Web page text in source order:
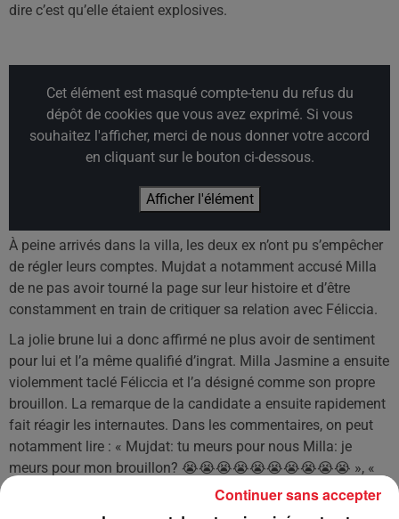
dire c’est qu’elle étaient explosives.
Cet élément est masqué compte-tenu du refus du
dépôt de cookies que vous avez exprimé. Si vous
souhaitez l'afficher, merci de nous donner votre accord
en cliquant sur le bouton ci-dessous.
Afficher l'élément
À peine arrivés dans la villa, les deux ex n’ont pu s’empêcher
de régler leurs comptes. Mujdat a notamment accusé Milla
de ne pas avoir tourné la page sur leur histoire et d’être
constamment en train de critiquer sa relation avec Féliccia.
La jolie brune lui a donc affirmé ne plus avoir de sentiment
pour lui et l’a même qualifié d’ingrat. Milla Jasmine a ensuite
violemment taclé Féliccia et l’a désigné comme son propre
brouillon. La remarque de la candidate a ensuite rapidement
fait réagir les internautes. Dans les commentaires, on peut
notamment lire : « Mujdat: tu meurs pour nous Milla: je
meurs pour mon brouillon? 😭😭😭😭😭😭😭😭😭😭 », «
« Mon brouillon » joppppppp QUEEN MILLA JASMINE » ou
Continuer sans accepter